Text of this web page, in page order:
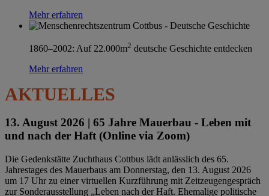
Mehr erfahren
1860–2002: Auf 22.000m2 deutsche Geschichte entdecken
Mehr erfahren
AKTUELLES
13. August 2026 | 65 Jahre Mauerbau - Leben mit
und nach der Haft (Online via Zoom)
Die Gedenkstätte Zuchthaus Cottbus lädt anlässlich des 65.
Jahrestages des Mauerbaus am Donnerstag, den 13. August 2026
um 17 Uhr zu einer virtuellen Kurzführung mit Zeitzeugengespräch
zur Sonderausstellung „Leben nach der Haft. Ehemalige politische